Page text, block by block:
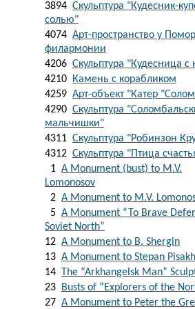
3894 Скульптура "Кудесник-
солью"
4074 Арт-пространство у
филармонии
4206 Скульптура "Кудесница с
4210
Камень с корабликом
4259 Арт-объект "Катер
4290 Скульптура
мальчишки"
4311 Скульптура "Робинзон
4312 Скульптура "Птица
1 A Monument (bust) to M.V.
Lomonosov
2 A Monument to M.V.
5 A Monument “To Brave
Soviet North”
12 A Monument to B. Shergin
13 A Monument to Stepan
14 The “Arkhangelsk Man”
23
Busts of “Explorers of the
27 A Monument to Peter the